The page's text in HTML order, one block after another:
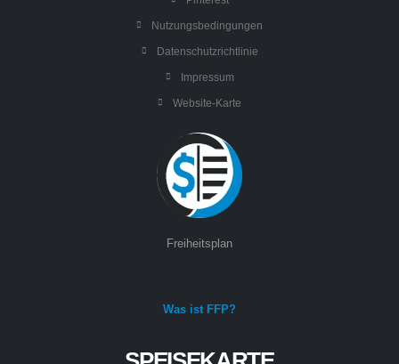
Nutzungsbedingungen
Datenschutzrichtlinie
Impressum
Website-Karte
Freiheitsplan
Was ist FFP?